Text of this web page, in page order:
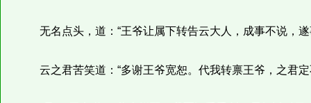
无名点头，道：“王爷让属下转告云大人，成事不说，遂
云之君苦笑道：“多谢王爷宽恕。代我转禀王爷，之君定